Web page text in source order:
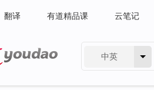
翻译 有道精品课 云笔记
中英